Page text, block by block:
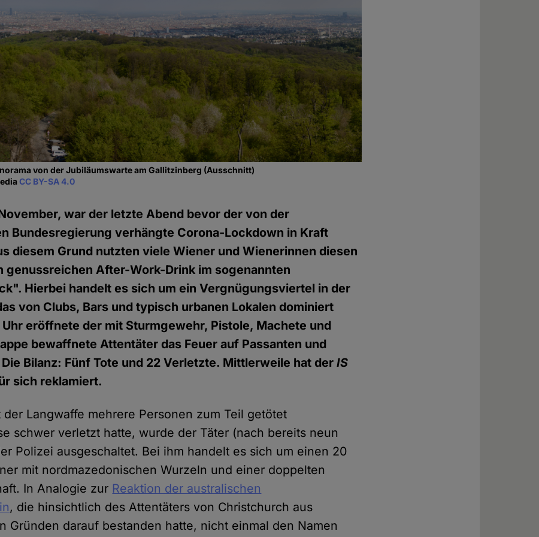
von der Jubiläumswarte am Gallitzinberg (Ausschnitt)
CC BY-SA 4.0
war der letzte Abend bevor der von der
Bundesregierung verhängte Corona-Lockdown in Kraft
diesem Grund nutzten viele Wiener und Wienerinnen diesen
genussreichen After-Work-Drink im sogenannten
Hierbei handelt es sich um ein Vergnügungsviertel in der
von Clubs, Bars und typisch urbanen Lokalen dominiert
eröffnete der mit Sturmgewehr, Pistole, Machete und
bewaffnete Attentäter das Feuer auf Passanten und
Bilanz: Fünf Tote und 22 Verletzte. Mittlerweile hat derIS
sich reklamiert.
der Langwaffe mehrere Personen zum Teil getötet
schwer verletzt hatte, wurde der Täter (nach bereits neun
Polizei ausgeschaltet. Bei ihm handelt es sich um einen 20
mit nordmazedonischen Wurzeln und einer doppelten
In Analogie zur Reaktion der australischen
, die hinsichtlich des Attentäters von Christchurch aus
Gründen darauf bestanden hatte, nicht einmal den Namen